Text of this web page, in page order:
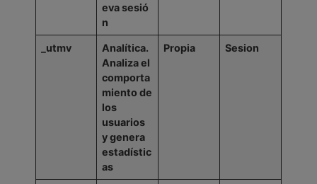
evasesió
n
_utmv
Analítica.
Analizael
comporta
miento de
los
usuarios
y genera
estadístic
as
Propia Sesion